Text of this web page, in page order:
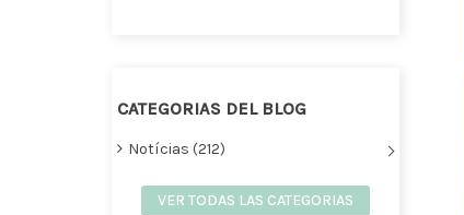
CATEGORIAS DEL BLOG
Notícias (212)
VER TODAS LAS CATEGORIAS